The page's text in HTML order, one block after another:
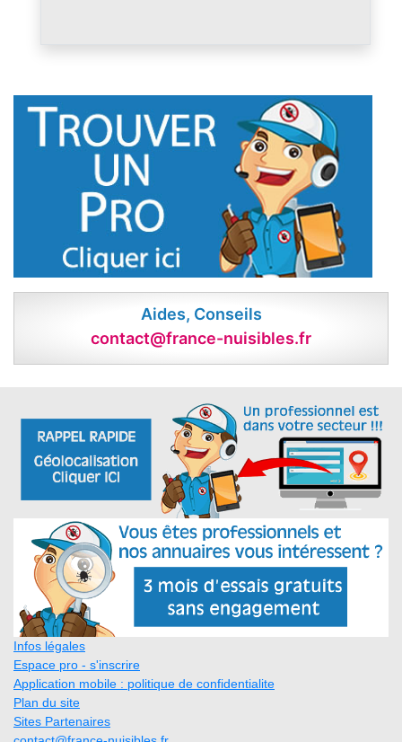
Aides, Conseils
contact@france-nuisibles.fr
Infos légales
Espace pro - s'inscrire
Application mobile : politique de confidentialite
Plan du site
Sites Partenaires